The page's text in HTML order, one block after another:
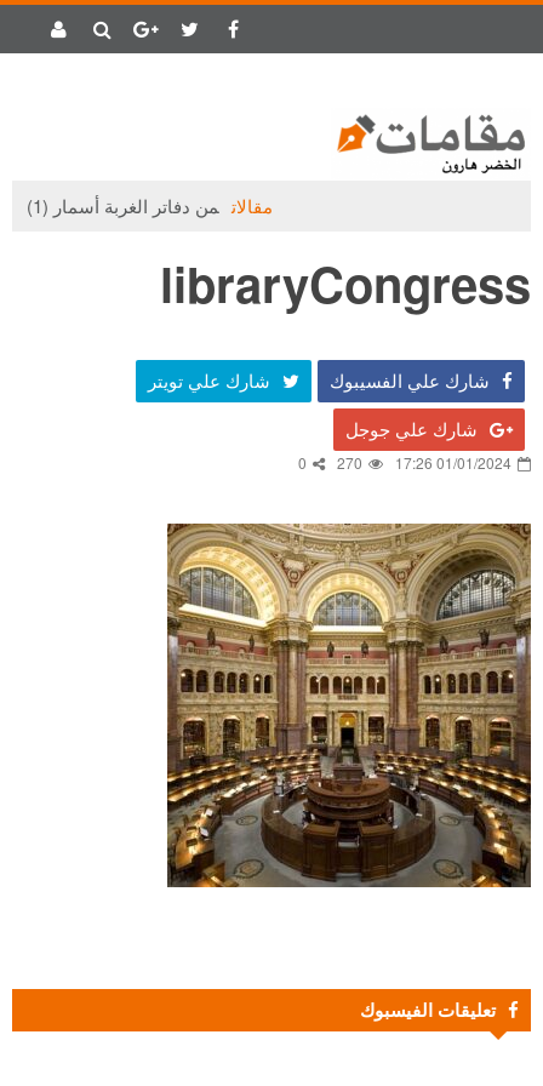
مقالات من دفاتر الغربة أسمار (1)
libraryCongress
شارك علي الفسيبوك شارك علي تويتر
شارك علي جوجل
01/01/2024 17:26
270
0
تعليقات الفيسبوك